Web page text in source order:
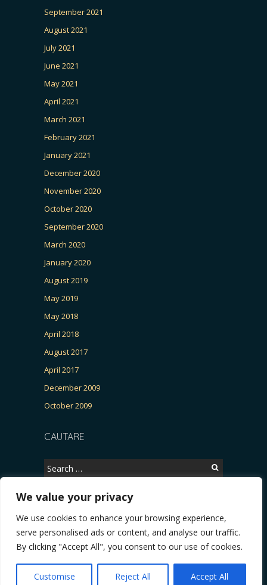
We value your privacy
We use cookies to enhance your browsing experience,
serve personalised ads or content, and analyse our traffic.
By clicking "Accept All", you consent to our use of cookies.
Customise Reject All Accept All
September 2021
August 2021
July 2021
June 2021
May 2021
April 2021
March 2021
February 2021
January 2021
December 2020
November 2020
October 2020
September 2020
March 2020
January 2020
August 2019
May 2019
May 2018
April 2018
August 2017
April 2017
December 2009
October 2009
CAUTARE
Search
for:
Copyright © 2026, CERTITUDINEA.
Patria, parlamentarele și presa
* VIDEO. Viata lui Eminescu (Necenzurat).
Themes